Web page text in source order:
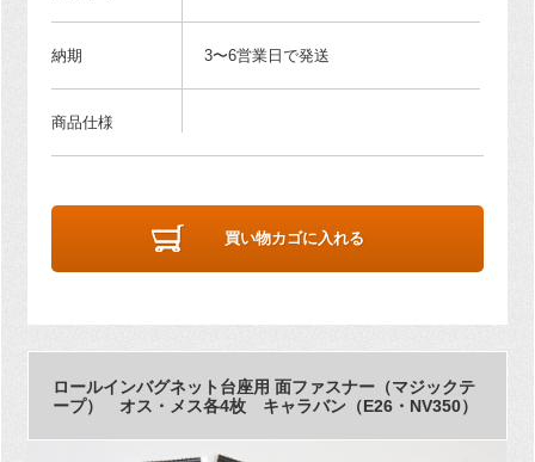
納期 3〜6営業日で発送
商品仕様
買い物カゴに入れる
ロールインバグネット台座用 面ファスナー（マジックテ
ープ） オス・メス各4枚 キャラバン（E26・NV350）